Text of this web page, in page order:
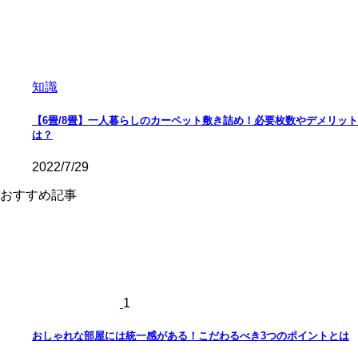
知識
【6畳/8畳】一人暮らしのカーペット敷き詰め！必要枚数やデメリット
は？
2022/7/29
おすすめ記事
1
おしゃれな部屋には統一感がある！こだわるべき3つのポイントとは